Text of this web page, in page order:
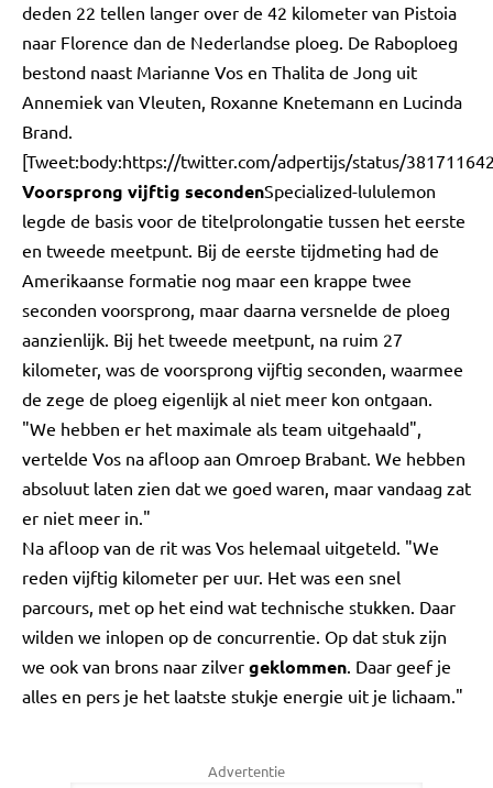
deden 22 tellen langer over de 42 kilometer van Pistoia
naar Florence dan de Nederlandse ploeg. De Raboploeg
bestond naast Marianne Vos en Thalita de Jong uit
Annemiek van Vleuten, Roxanne Knetemann en Lucinda
Brand.
[Tweet:body:https://twitter.com/adpertijs/status/
Voorsprong vijftig secondenSpecialized-lululemon
legde de basis voor de titelprolongatie tussen het eerste
en tweede meetpunt. Bij de eerste tijdmeting had de
Amerikaanse formatie nog maar een krappe twee
seconden voorsprong, maar daarna versnelde de ploeg
aanzienlijk. Bij het tweede meetpunt, na ruim 27
kilometer, was de voorsprong vijftig seconden, waarmee
de zege de ploeg eigenlijk al niet meer kon ontgaan.
"We hebben er het maximale als team uitgehaald",
vertelde Vos na afloop aan Omroep Brabant. We hebben
absoluut laten zien dat we goed waren, maar vandaag zat
er niet meer in."
Na afloop van de rit was Vos helemaal uitgeteld. "We
reden vijftig kilometer per uur. Het was een snel
parcours, met op het eind wat technische stukken. Daar
wilden we inlopen op de concurrentie. Op dat stuk zijn
we ook van brons naar zilver geklommen. Daar geef je
alles en pers je het laatste stukje energie uit je lichaam."
Advertentie